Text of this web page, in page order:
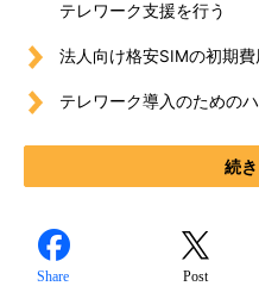
テレワーク支援を行う
法人向け格安SIMの初期
テレワーク導入のための
続
Share Post